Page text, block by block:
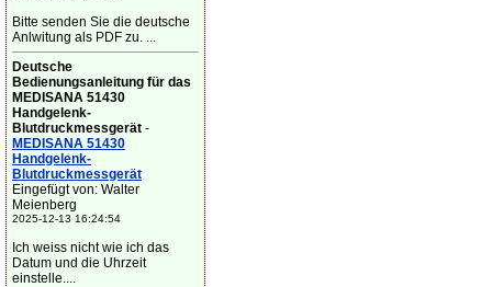
Bitte senden Sie die deutsche
Anlwitung als PDF zu. ...
Deutsche
Bedienungsanleitung für das
MEDISANA 51430
Handgelenk-
Blutdruckmessgerät -
MEDISANA 51430
Handgelenk-
Blutdruckmessgerät
Eingefügt von: Walter
Meienberg
2025-12-13 16:24:54
Ich weiss nicht wie ich das
Datum und die Uhrzeit
einstelle....